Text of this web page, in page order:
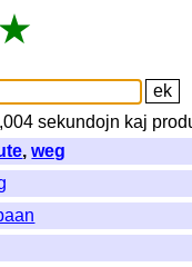
★
sekundojn kaj
,weg